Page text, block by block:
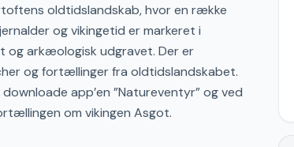
oldtidslandskab, hvor en række
og vikingetid er markeret i
og arkæologisk udgravet. Der er
og fortællinger fra oldtidslandskabet.
app’en ”Natureventyr” og ved
om vikingen Asgot.